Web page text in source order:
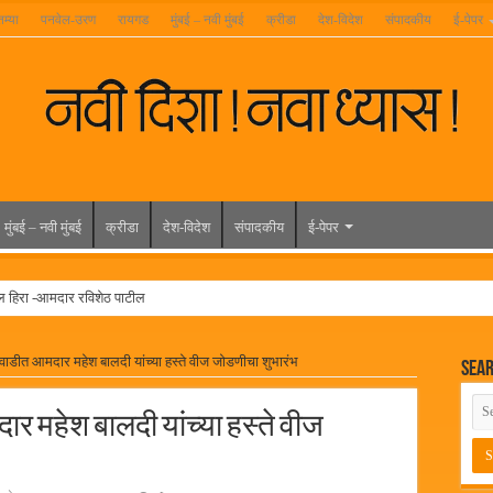
पनवेल-उरण रायगड मुंबई – नवी मुंबई क्रीडा देश-विदेश संपादकीय ई-पेपर
मुंबई – नवी मुंबई क्रीडा देश-विदेश संपादकीय ई-पेपर
-आमदार रविशेठ पाटील
मुख्य प्रशासकीय कार्यालयासह भव्य मूट कोर्टचे बुधवारी उद्घाटन
लोकनेते रामशेठ ठाकूर यांच्या उद्घाटन
आमदार महेश बालदी यांच्या हस्ते वीज जोडणीचा शुभारंभ
महेश बालदी यांच्या हस्ते वीज